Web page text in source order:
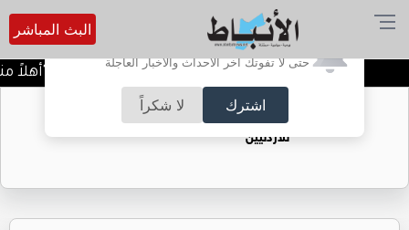
أترغب في تفعيل الإشعارات؟
حتى لا تفوتك آخر الأحداث والأخبار العاجلة
اشترك لا شكراً
البث المباشر
مجموعة المناصير تُطلق "أهلاً
حقل الريشة حين يتحول الغاز إلى فرص عمل
للأردنيين